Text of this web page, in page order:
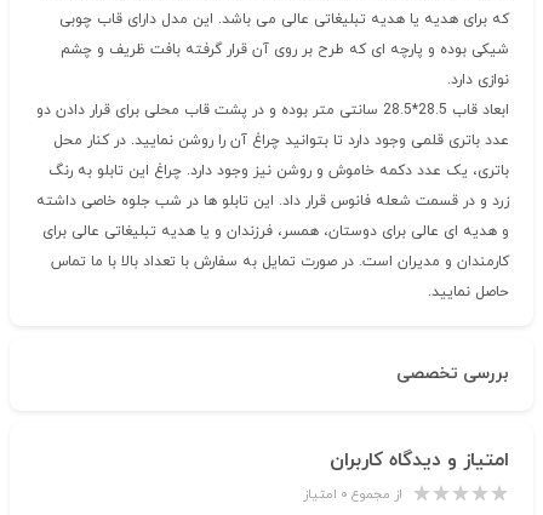
که برای هدیه یا هدیه تبلیغاتی عالی می باشد. این مدل دارای قاب چوبی
شیکی بوده و پارچه ای که طرح بر روی آن قرار گرفته بافت ظریف و چشم
نوازی دارد.
ابعاد قاب 28.5*28.5 سانتی متر بوده و در پشت قاب محلی برای قرار دادن دو
عدد باتری قلمی وجود دارد تا بتوانید چراغ آن را روشن نمایید. در کنار محل
باتری، یک عدد دکمه خاموش و روشن نیز وجود دارد. چراغ این تابلو به رنگ
زرد و در قسمت شعله فانوس قرار داد. این تابلو ها در شب جلوه خاصی داشته
و هدیه ای عالی برای دوستان، همسر، فرزندان و یا هدیه تبلیغاتی عالی برای
کارمندان و مدیران است. در صورت تمایل به سفارش با تعداد بالا با ما تماس
حاصل نمایید.
بررسی تخصصی
امتیاز و دیدگاه کاربران
از مجموع ۰ امتیاز